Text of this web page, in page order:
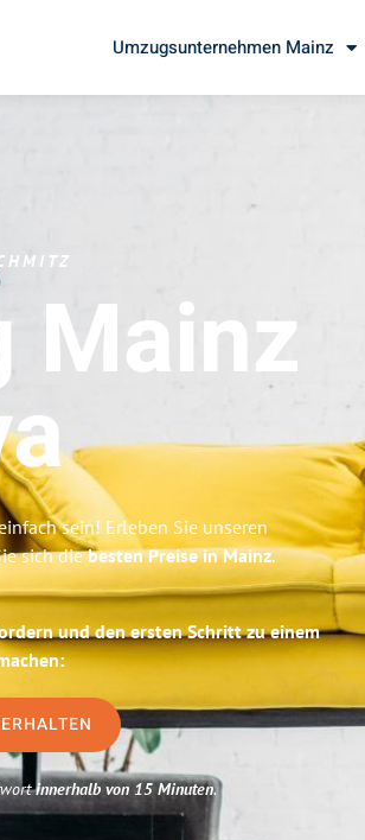
Umzugsunternehmen Mainz
Mainz
sein! Erleben Sie unseren
sich diebesten Preise in Mainz.
und den ersten Schritt zu einem
innerhalb von 15 Minuten.